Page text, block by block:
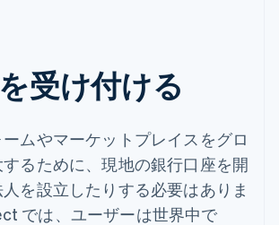
受け付ける
ムやマーケットプレイスをグロ
るために、現地の銀行口座を開
を設立したりする必要はありま
では、ユーザーは世界中で